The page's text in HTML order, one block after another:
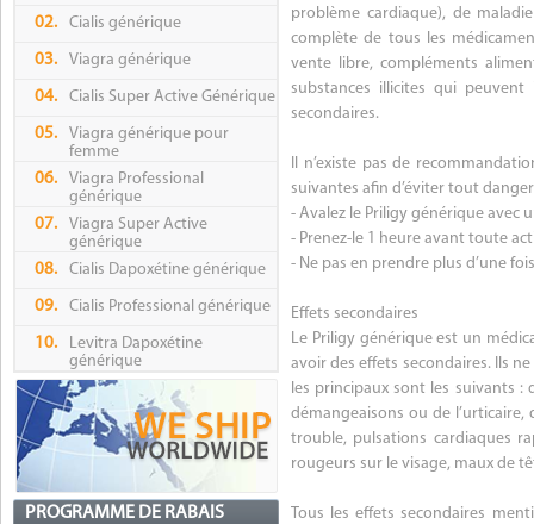
02. Cialis générique
03. Viagra générique
04. Cialis Super Active Générique
05.
Viagra générique pour
femme
06.
Viagra Professional
générique
07.
Viagra Super Active
générique
08.
Cialis Dapoxétine générique
09. Cialis Professional générique
10.
Levitra Dapoxétine
générique
PROGRAMME DE RABAIS
problème cardiaque), de
complète de tous les
vente libre, compléments
substances illicites qui
secondaires.
Il n’existe pas de
suivantes afin d’éviter tout
- Avalez le Priligy générique avec
- Prenez-le 1 heure avant toute
- Ne pas en prendre plus d’une
Effets secondaires
Le Priligy générique est un
avoir des effets secondaires. Ils
les principaux sont les suivants :
démangeaisons ou de
trouble, pulsations cardiaques
rougeurs sur le visage, maux de
Tous les effets secondaires